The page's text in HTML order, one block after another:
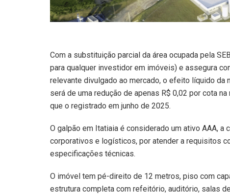
Com a substituição parcial da área ocupada pela
para qualquer investidor em imóveis) e assegura
relevante divulgado ao mercado, o efeito líquido da
será de uma redução de apenas R$ 0,02 por cota
que o registrado em junho de 2025.
O galpão em Itatiaia é considerado um ativo AAA,
corporativos e logísticos, por atender a requisitos
especificações técnicas.
O imóvel tem pé-direito de 12 metros, piso com
estrutura completa com refeitório, auditório, salas